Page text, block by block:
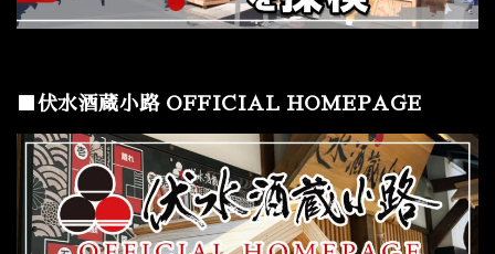
■伏水酒蔵小路 OFFICIAL HOMEPAGE